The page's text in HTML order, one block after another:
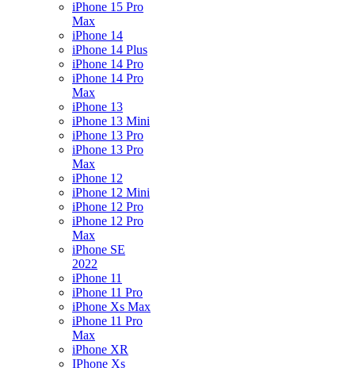
iPhone 15 Pro
Max
iPhone 14
iPhone 14 Plus
iPhone 14 Pro
iPhone 14 Pro
Max
iPhone 13
iPhone 13 Mini
iPhone 13 Pro
iPhone 13 Pro
Max
iPhone 12
iPhone 12 Mini
iPhone 12 Pro
iPhone 12 Pro
Max
iPhone SE
2022
iPhone 11
iPhone 11 Pro
iPhone Xs Max
iPhone 11 Pro
Max
iPhone XR
IPhone Xs